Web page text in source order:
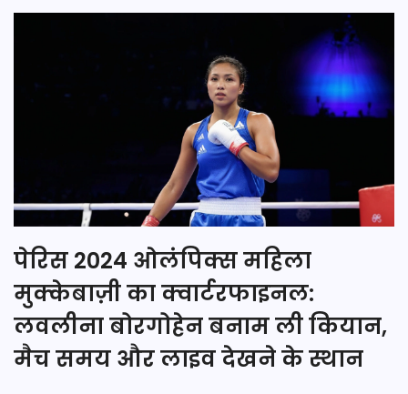
पेरिस 2024 ओलंपिक्स महिला
मुक्केबाज़ी का क्वार्टरफाइनल:
लवलीना बोरगोहेन बनाम ली कियान,
मैच समय और लाइव देखने के स्थान